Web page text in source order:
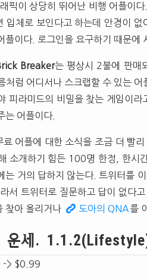
픽이 상당히 뛰어난 비행 어플이
입체로 보인다고 하는데 안경이
플이다. 로그인을 요구하기 때문
Breaker는 평상시 2불에 판매
처럼 어디서나 스크랩할 수 있는
피라미드의 비밀을 찾는 게임이
는 어플이다.
료 어플에 대한 소식을 조금 더 빨
소개하기 힘든 100명 한정, 한시
는 거의 답하지 않는다. 트위터를
서 트위터로 질문하고 답이 없다
찾아 올리거나
도아의 QNA를
운세.
-> $0.99